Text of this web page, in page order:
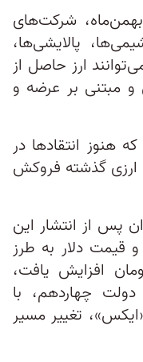
شرکت‌های
پالایشی‌ها،
ارز حاصل از
و مبتنی بر عرضه و
هنوز انتقادها در
ارزی گذشته فروکش
پس از انتشار این
قیمت دلار به طرز
دولت چهاردهم، با
تغییر مسیر